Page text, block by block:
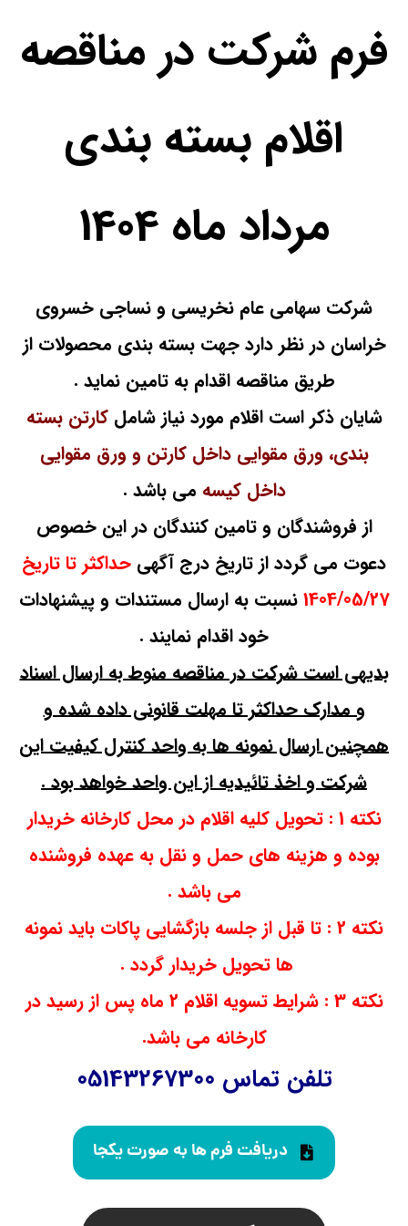
فرم شرکت در مناقصه
اقلام بسته بندي
مرداد ماه 1404
شرکت سهامی عام نخریسی و نساجی خسروی
خراسان در نظر دارد جهت بسته بندی محصولات از
طریق مناقصه اقدام به تامین نماید .
شایان ذکر است اقلام مورد نیاز شاملکارتن بسته
بندی، ورق مقوایی داخل کارتن و ورق مقوایی
داخل کیسه می باشد .
از فروشندگان و تامین کنندگان در این خصوص
دعوت می گردد از تاریخ درج آگهی حداکثر تا تاریخ
1404/05/27نسبت به ارسال مستندات و پیشنهادات
خود اقدام نمایند .
بدیهی است شرکت در مناقصه منوط به ارسال اسناد
و مدارک حداکثر تا مهلت قانونی داده شده و
همچنین ارسال نمونه ها به واحد کنترل کیفیت این
شرکت و اخذ تائیدیه از این واحد خواهد بود .
نکته 1 : تحویل کلیه اقلام در محل کارخانه خریدار
بوده و هزینه های حمل و نقل به عهده فروشنده
می باشد .
نکته 2 : تا قبل از جلسه بازگشایی پاکات باید نمونه
ها تحویل خریدار گردد .
نکته 3 : شرایط تسویه اقلام 2 ماه پس از رسید در
کارخانه می باشد.
تلفن تماس 05143267300
دریافت فرم ها به صورت یکجا